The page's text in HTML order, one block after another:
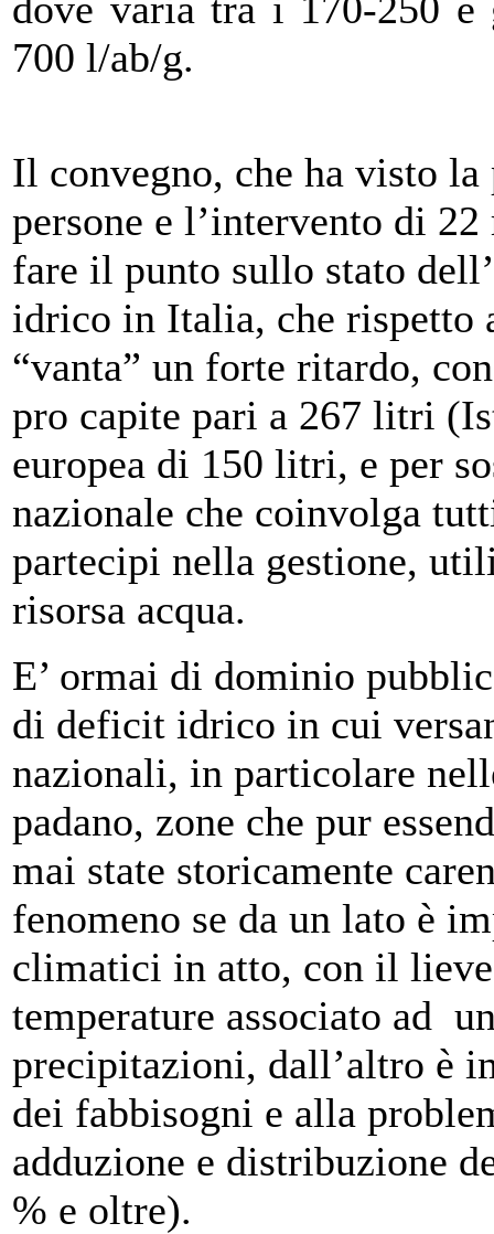
700 l/ab/g.
Il convegno, che ha visto
persone e l’intervento di
fare il punto sullo stato
idrico in Italia, che rispetto
“vanta” un forte ritardo,
pro capite pari a 267 litri
europea di 150 litri, e per
nazionale che coinvolga
partecipi nella gestione,
risorsa acqua.
E’ ormai di dominio
di deficit idrico in cui
nazionali, in particolare
padano, zone che pur
mai state storicamente
fenomeno se da un lato è
climatici in atto, con il
temperature associato ad
precipitazioni, dall’altro è
dei fabbisogni e alla
adduzione e distribuzione
% e oltre).